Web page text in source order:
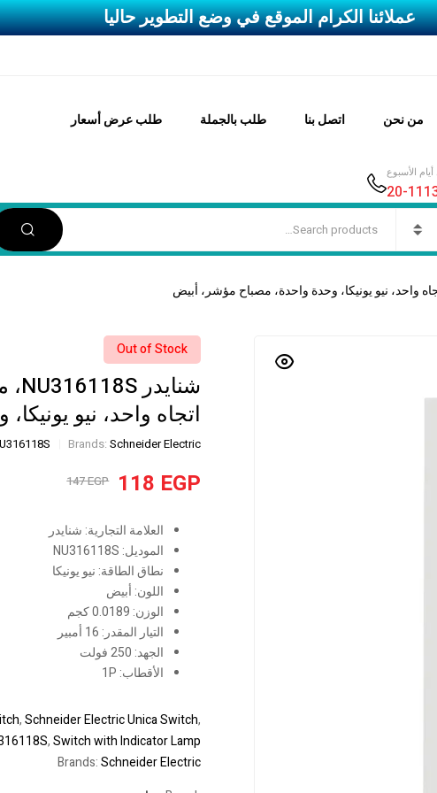
عملائنا الكرام الموقع في وضع التطوير حاليا
من نحن اتصل بنا طلب بالجملة طلب عرض أسعار
الأسبوع
Out of Stock
اتجاه واحد، نيو
Brands:Schneider Electric
147EGP 118 EGP
العلامة التجارية: شنايدر
الموديل: NU316118S
نطاق الطاقة: نيو يونيكا
اللون: أبيض
الوزن: 0.0189 كجم
التيار المقدر: 16 أمبير
الجهد: 250 فولت
الأقطاب: 1P
,Schneider Electric Unica Switch,
,Switch with Indicator Lamp
Brands:Schneider Electric